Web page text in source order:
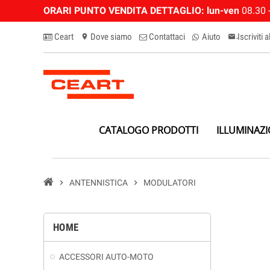
ORARI PUNTO VENDITA DETTAGLIO: lun-ven 08.30
Ceart location_on Dove siamo Contattaci Aiuto email-
Iscriviti
CATALOGO PRODOTTI
chevron_right ANTENNISTICA chevron_right MODULATORI
HOME
ACCESSORI AUTO-MOTO